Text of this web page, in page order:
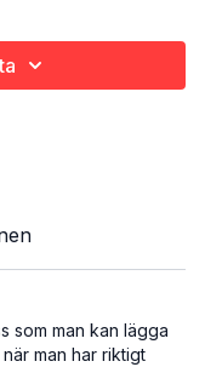
som man kan lägga
man har riktigt